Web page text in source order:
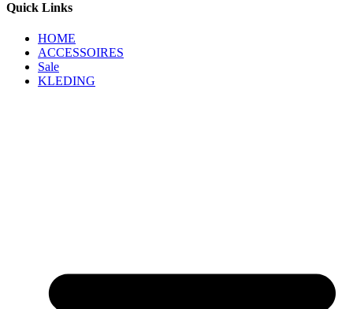
Quick Links
HOME
ACCESSOIRES
Sale
KLEDING